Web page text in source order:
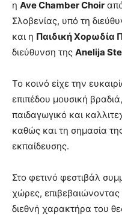
η Ave Chamber Choir
Σλοβενίας, υπό τη
και η Παιδική Χορωδία
διεύθυνση της Anelija
Το κοινό είχε την
επιπέδου μουσική
παιδαγωγικό και
καθώς και τη σημασία
εκπαίδευσης.
Στο φετινό φεστιβάλ
χώρες, επιβεβαιώνοντας
διεθνή χαρακτήρα του